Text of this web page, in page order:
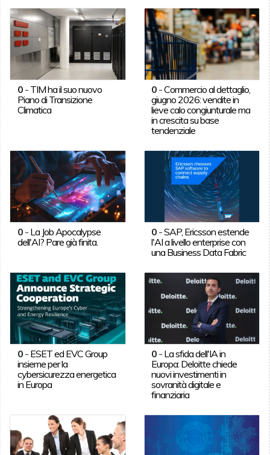
0- TIM ha il suo nuovo
Piano di Transizione
Climatica
0 -Commercio al dettaglio,
giugno 2026: vendite in
lieve calo congiunturale ma
in crescita su base
tendenziale
0- La Job Apocalypse
dell'AI? Pare già finita.
0 -SAP, Ericsson estende
l'AI a livello enterprise con
una Business Data Fabric
0- ESET ed EVC Group
insieme per la
cybersicurezza energetica
in Europa
0 - La sfida dell'IA in
Europa: Deloitte chiede
nuovi investimenti in
sovranità digitale e
finanziaria